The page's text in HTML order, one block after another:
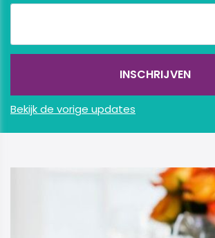
Bekijk de vorige updates